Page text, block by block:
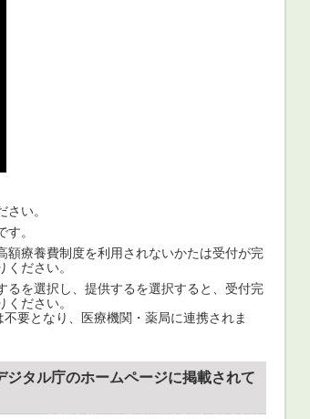
い。
。
療養費制度を利用されないかたは受付が完
ださい。
を選択し、提供するを選択すると、受付完
ださい。
要となり、医療機関・薬局に連携されま
タル庁のホームページに掲載されて